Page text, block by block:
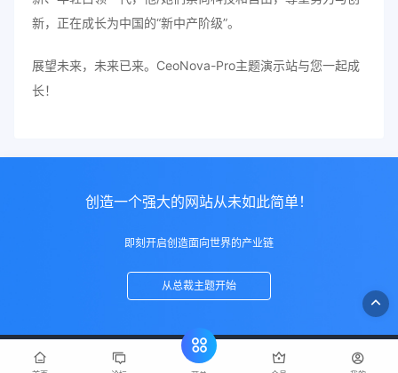
新，正在成长为中国的“新中产阶级”。
展望未来，未来已来。CeoNova-Pro主题演示站与您一起成
长！
创造一个强大的网站从未如此简单！
即刻开启创造面向世界的产业链
从总裁主题开始